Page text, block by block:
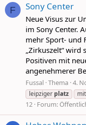
F Sony Center
Neue Visus zur
im Sony Center.
mehr Sport- und
„Zirkuszelt“ wird
Positiven mit
angenehmerer
Fussal Thema 4.
leipziger platz
12 Forum: